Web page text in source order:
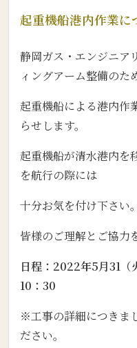
起重機船港内作業に
静岡ガス・エンジニア
ィングアーム整備のた
起重機船による港内作
らせします。
起重機船が清水港内を
を航行の際には
十分お気を付け下さい。
皆様のご理解とご協力
日程：2022年5月31（
10：30
※工事の詳細につきま
ださい。